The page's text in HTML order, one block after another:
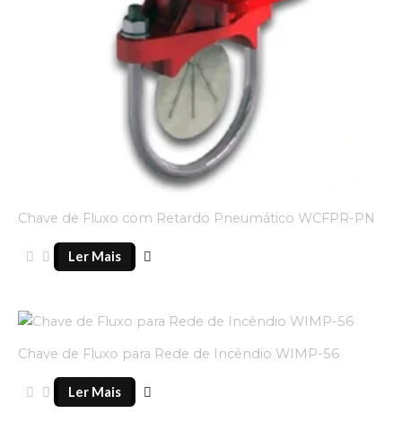
Chave de Fluxo com Retardo Pneumático WCFPR-PN
Ler Mais
Chave de Fluxo para Rede de Incêndio WIMP-56
Ler Mais